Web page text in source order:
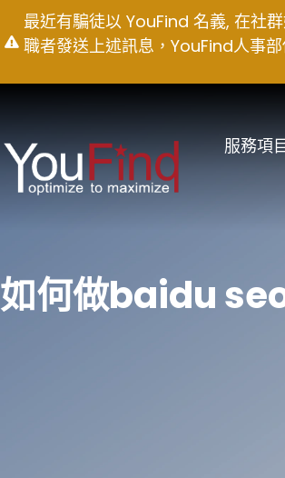
to
最近有騙徒以 YouFind 名義, 在社
職者發送上述訊息，YouFind人事
服務項
如何做baidu